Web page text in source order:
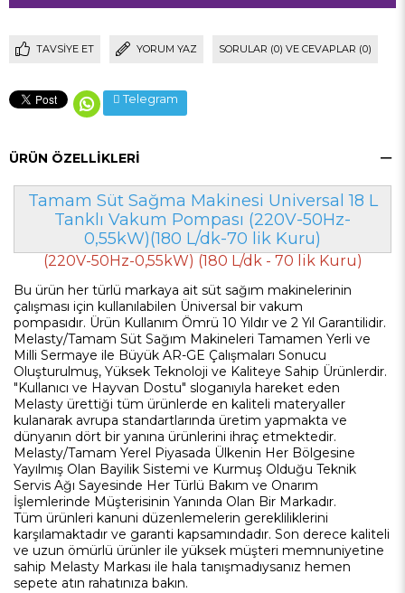
TAVSIYE ET YORUM YAZ SORULAR (0) VE CEVAPLAR (0)
Telegram
ÜRÜN ÖZELLIKLERI
Tamam Süt Sağma Makinesi Universal 18 L
Tanklı Vakum Pompası (220V-50Hz-
0,55kW)(180 L/dk-70 lik Kuru)
(220V-50Hz-0,55kW) (180 L/dk - 70 lik Kuru)
Bu ürün her türlü markaya ait süt sağım makinelerinin
çalışması için kullanılabilen Üniversal bir vakum
pompasıdır. Ürün Kullanım Ömrü 10 Yıldır ve 2 Yıl Garantilidir.
Melasty/Tamam Süt Sağım Makineleri Tamamen Yerli ve
Milli Sermaye ile Büyük AR-GE Çalışmaları Sonucu
Oluşturulmuş, Yüksek Teknoloji ve Kaliteye Sahip Ürünlerdir.
"Kullanıcı ve Hayvan Dostu" sloganıyla hareket eden
Melasty ürettiği tüm ürünlerde en kaliteli materyaller
kulanarak avrupa standartlarında üretim yapmakta ve
dünyanın dört bir yanına ürünlerini ihraç etmektedir.
Melasty/Tamam Yerel Piyasada Ülkenin Her Bölgesine
Yayılmış Olan Bayilik Sistemi ve Kurmuş Olduğu Teknik
Servis Ağı Sayesinde Her Türlü Bakım ve Onarım
İşlemlerinde Müşterisinin Yanında Olan Bir Markadır.
Tüm ürünleri kanuni düzenlemelerin gerekliliklerini
karşılamaktadır ve garanti kapsamındadır. Son derece kaliteli
ve uzun ömürlü ürünler ile yüksek müşteri memnuniyetine
sahip Melasty Markası ile hala tanışmadıysanız hemen
sepete atın rahatınıza bakın.